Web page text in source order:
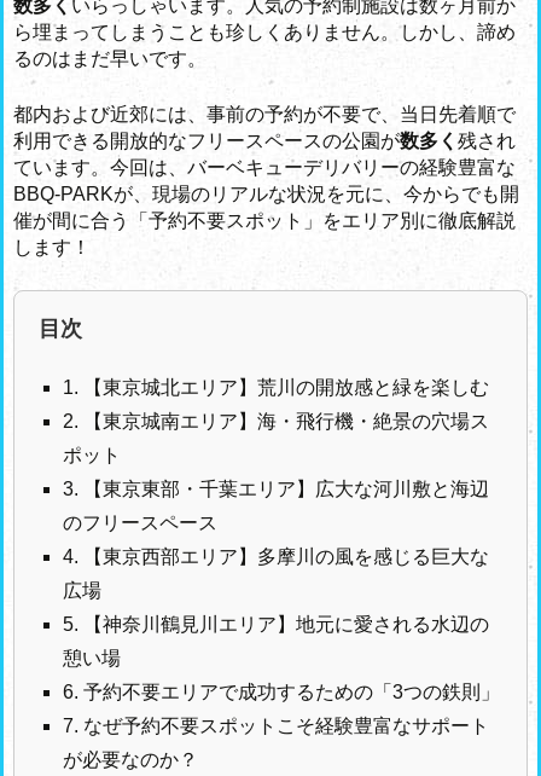
数多く いらっしゃいます。人気の予約制施設は数ヶ月前か
ら埋まってしまうことも珍しくありません。しかし、諦め
るのはまだ早いです。
都内および近郊には、事前の予約が不要で、当日先着順で
利用できる開放的なフリースペースの公園が数多く 残され
ています。今回は、バーベキューデリバリーの経験豊富な
BBQ-PARKが、現場のリアルな状況を元に、今からでも開
催が間に合う「予約不要スポット」をエリア別に徹底解説
します！
目次
1. 【東京城北エリア】荒川の開放感と緑を楽しむ
2. 【東京城南エリア】海・飛行機・絶景の穴場ス
ポット
3. 【東京東部・千葉エリア】広大な河川敷と海辺
のフリースペース
4. 【東京西部エリア】多摩川の風を感じる巨大な
広場
5. 【神奈川鶴見川エリア】地元に愛される水辺の
憩い場
6. 予約不要エリアで成功するための「3つの鉄則」
7. なぜ予約不要スポットこそ経験豊富なサポート
が必要なのか？